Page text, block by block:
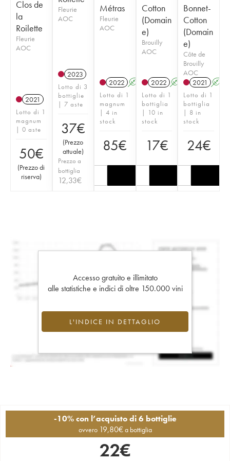
Clos de
la
Roilette
Fleurie
AOC
2021
Lotto di 1
magnum
| 0 aste
50€
(Prezzo di
riserva)
Fleurie
AOC
2023
Lotto di 3
bottiglie
| 7 aste
37€
(Prezzo
attuale)
Prezzo a
bottiglia
12,33€
Métras
Fleurie
AOC
2022 A K
Lotto di 1
magnum
| 4 in
stock
85€
Cotton
(Domain
e)
Brouilly
AOC
2022 A
Lotto di 1
bottiglia
| 10 in
stock
17€
Bonnet-
Cotton
(Domain
e)
Côte de
Brouilly
AOC
2021
A
Lotto di 1
bottiglia
| 8 in
stock
24€
Accesso gratuito e illimitato
alle statistiche e indici di oltre 150.000 vini
L'INDICE IN DETTAGLIO
-10% con l’acquisto di 6 bottiglie
ovvero 19,80€a bottiglia
22€